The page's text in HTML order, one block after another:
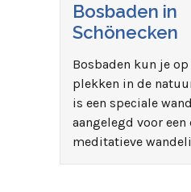
Bosbaden in
Schönecken
Bosbaden kun je
plekken in de
is een speciale
aangelegd voor
meditatieve